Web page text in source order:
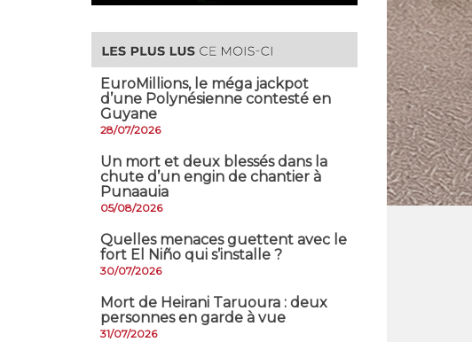
EuroMillions, ​le méga jackpot
d’une Polynésienne contesté en
Guyane
28/07/2026
​Un mort et deux blessés dans la
chute d’un engin de chantier à
Punaauia
05/08/2026
Quelles menaces guettent avec le
fort El Niño qui s’installe ?
30/07/2026
Mort de Heirani Taruoura : deux
personnes en garde à vue
31/07/2026